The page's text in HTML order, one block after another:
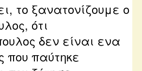
το ξανατονίζουμε ο
ότι
δεν είναι ενα
που παύτηκε